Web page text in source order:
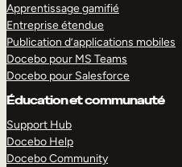
Apprentissage gamifié
Entreprise étendue
Publication d’applications mobiles
Docebo pour MS Teams
Docebo pour Salesforce
Éducation et communauté
Support Hub
Docebo Help
Docebo Community